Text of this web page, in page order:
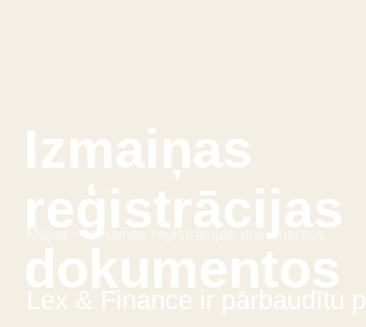
Izmaiņas
reģistrācijas
dokumentos
• Izmaiņas reģistrācijas dokumentos
Lex & Finance ir pārbaudītu